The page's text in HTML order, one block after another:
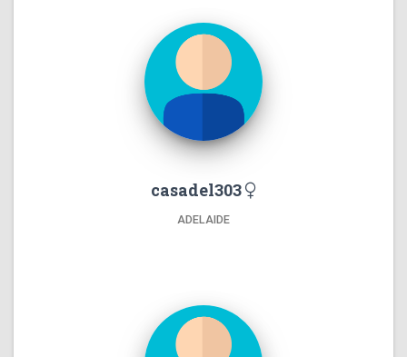
casadel303
ADELAIDE